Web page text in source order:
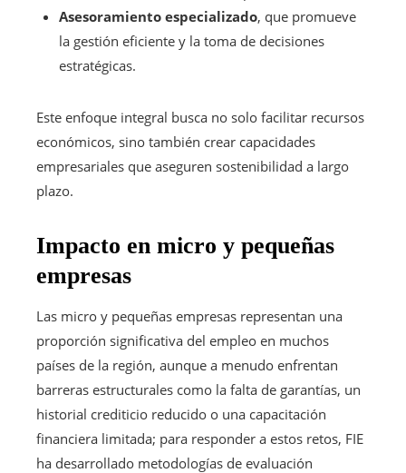
Asesoramiento especializado, que promueve
la gestión eficiente y la toma de decisiones
estratégicas.
Este enfoque integral busca no solo facilitar recursos
económicos, sino también crear capacidades
empresariales que aseguren sostenibilidad a largo
plazo.
Impacto en micro y pequeñas
empresas
Las micro y pequeñas empresas representan una
proporción significativa del empleo en muchos
países de la región, aunque a menudo enfrentan
barreras estructurales como la falta de garantías, un
historial crediticio reducido o una capacitación
financiera limitada; para responder a estos retos, FIE
ha desarrollado metodologías de evaluación